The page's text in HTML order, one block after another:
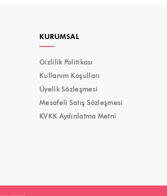
KURUMSAL
Gizlilik Politikası
Kullanım Koşulları
Üyelik Sözleşmesi
Mesafeli Satış Sözleşmesi
KVKK Aydınlatma Metni